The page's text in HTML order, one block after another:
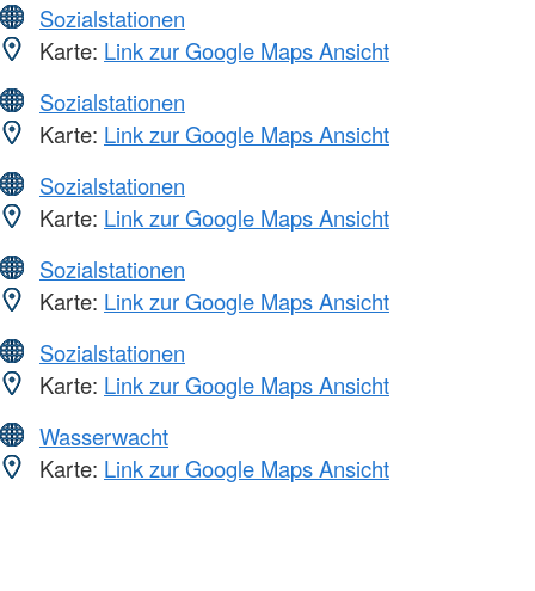
Sozialstationen
Karte: Link zur Google Maps Ansicht
Sozialstationen
Karte: Link zur Google Maps Ansicht
Sozialstationen
Karte: Link zur Google Maps Ansicht
Sozialstationen
Karte: Link zur Google Maps Ansicht
Sozialstationen
Karte: Link zur Google Maps Ansicht
Wasserwacht
Karte: Link zur Google Maps Ansicht